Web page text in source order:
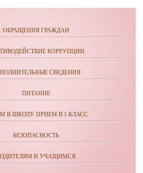
ОБРАЩЕНИЯ ГРАЖДАН
КОРРУПЦИИ
СВЕДЕНИЯ
ПИТАНИЕ
В ШКОЛУ. ПРИЕМ В 1 КЛАСС
БЕЗОПАСНОСТЬ
И УЧАЩИМСЯ